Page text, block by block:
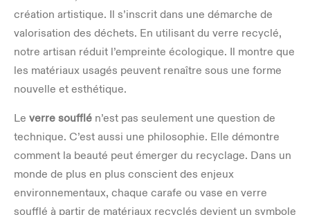
création artistique. Il s’inscrit dans une démarche de
valorisation des déchets. En utilisant du verre recyclé,
notre artisan réduit l’empreinte écologique. Il montre que
les matériaux usagés peuvent renaître sous une forme
nouvelle et esthétique.
Le verre soufflé n’est pas seulement une question de
technique. C’est aussi une philosophie. Elle démontre
comment la beauté peut émerger du recyclage. Dans un
monde de plus en plus conscient des enjeux
environnementaux, chaque carafe ou vase en verre
soufflé à partir de matériaux recyclés devient un symbole